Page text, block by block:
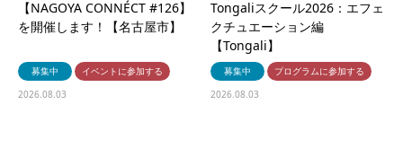
【NAGOYA CONNÉCT #126】
を開催します！【名古屋市】
募集中
イベントに参加する
2026.08.03
Tongaliスクール2026：エフェ
クチュエーション編
【Tongali】
募集中
プログラムに参加する
2026.08.03